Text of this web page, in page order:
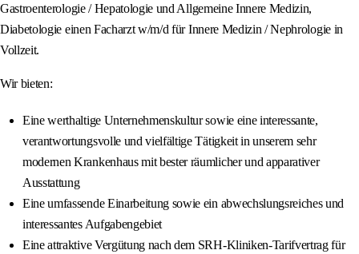
Gastroenterologie / Hepatologie und Allgemeine Innere Medizin,
Diabetologie einen Facharzt w/m/d für Innere Medizin / Nephrologie in
Vollzeit.
Wir bieten:
Eine werthaltige Unternehmenskultur sowie eine interessante,
verantwortungsvolle und vielfältige Tätigkeit in unserem sehr
modernen Krankenhaus mit bester räumlicher und apparativer
Ausstattung
Eine umfassende Einarbeitung sowie ein abwechslungsreiches und
interessantes Aufgabengebiet
Eine attraktive Vergütung nach dem SRH-Kliniken-Tarifvertrag für